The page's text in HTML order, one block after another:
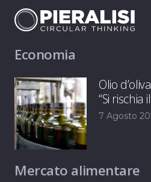
Economia
Olio
“Si rischia
7 Agosto
Mercato alimentare